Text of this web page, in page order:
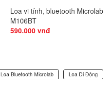
Loa vi tính, bluetooth Microlab
M106BT
590.000 vnđ
Loa Bluetooth Microlab
Loa Di Động